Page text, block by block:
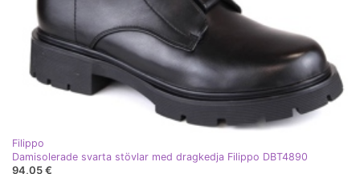
Filippo
Damisolerade svarta stövlar med dragkedja Filippo DBT4890
94,05 €